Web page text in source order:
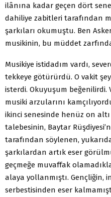
ilânına kadar geçen dört
dahiliye zabitleri tarafından
şarkıları okumuştu. Ben
musikinin, bu müddet
Musikiye istidadım vardı,
tekkeye götürürdü. O vakit
isterdi. Okuyuşum
musiki arzularını
ikinci senesinde henüz on
talebesinin, Baytar
tarafından söylenen,
şarkılardan artık eser
geçmeğe muvaffak
alaya yollanmıştı. Gençliğin,
serbestisinden eser